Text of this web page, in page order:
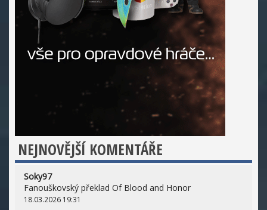
NEJNOVĚJŠÍ KOMENTÁŘE
Soky97
Fanouškovský překlad Of Blood and Honor
18.03.2026 19:31